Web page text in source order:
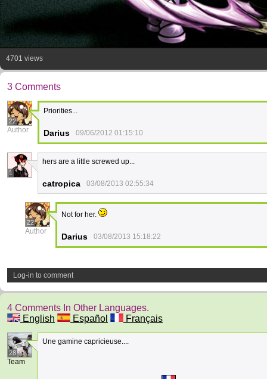
4701 views
3 Comments
22
Author
Priorities...
Darius 09/06/2012 01:15:10
1
hers are a little screwed up...
catropica 03/08/2013 02:55:34
22
Author
Not for her.
Darius 03/08/2013 15:18:22
Log-in to comment
4 Comments In Other Languages.
English
Español Français
28
Team
Une gamine capricieuse....